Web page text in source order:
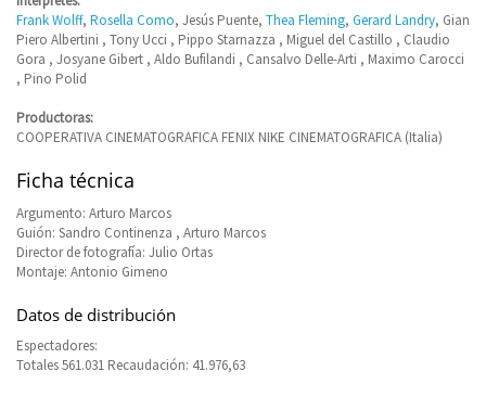
Frank Wolff, Rosella Como, Jesús Puente, Thea Fleming, Gerard Landry, Gian
Piero Albertini , Tony Ucci , Pippo Starnazza , Miguel del Castillo , Claudio
Gora , Josyane Gibert , Aldo Bufilandi , Cansalvo Delle-Arti , Maximo Carocci
, Pino Polid
Productoras:
COOPERATIVA CINEMATOGRAFICA FENIX NIKE CINEMATOGRAFICA (Italia)
Ficha técnica
Argumento: Arturo Marcos
Guión: Sandro Continenza , Arturo Marcos
Director de fotografía: Julio Ortas
Montaje: Antonio Gimeno
Datos de distribución
Espectadores:
Totales 561.031 Recaudación: 41.976,63